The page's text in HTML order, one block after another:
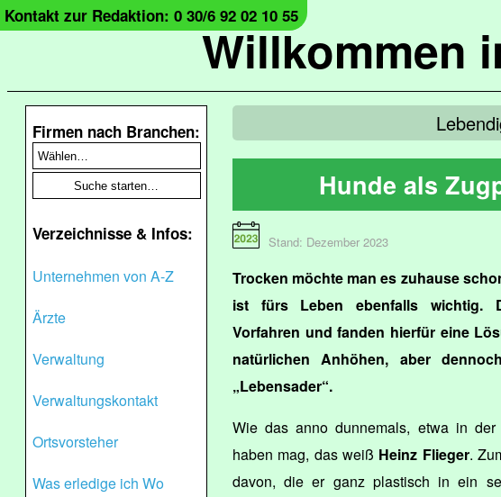
Willkommen
Kontakt zur Redaktion: 0 30/6 92 02 10 55
Firmen nach Branchen:
Verzeichnisse & Infos:
Unternehmen von A-Z
Ärzte
Verwaltung
Verwaltungskontakt
Ortsvorsteher
Was erledige ich Wo
Hunde als
Stand: Dezember 2023
Trocken möchte man es zuhause
ist fürs Leben ebenfalls wichtig.
Vorfahren und fanden hierfür eine
natürlichen Anhöhen, aber
„Lebensader“.
Wie das anno dunnemals, etwa in der
haben mag, das weiß Heinz Flieger.
davon, die er ganz plastisch in ein